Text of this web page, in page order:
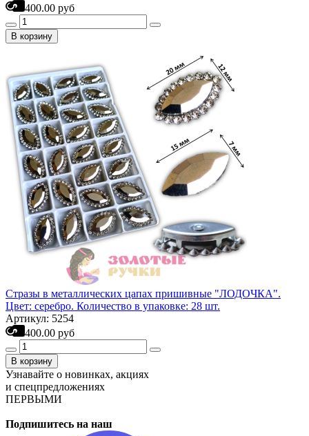
400.00 руб
В корзину
Стразы в металлических цапах пришивные "ЛОДОЧКА".
Цвет: серебро. Количество в упаковке: 28 шт.
Артикул: 5254
400.00 руб
В корзину
Узнавайте о новинках, акциях
и спецпредложениях
ПЕРВЫМИ
Подпишитесь на наш